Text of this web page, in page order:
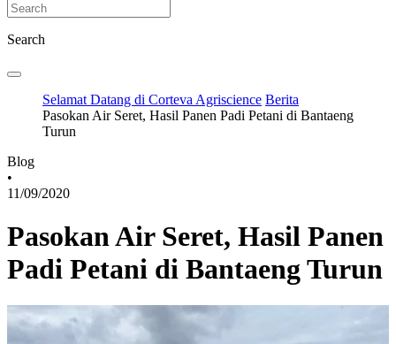
Search
Selamat Datang di Corteva Agriscience Berita
Pasokan Air Seret, Hasil Panen Padi Petani di Bantaeng
Turun
Blog
•
11/09/2020
Pasokan Air Seret, Hasil Panen
Padi Petani di Bantaeng Turun